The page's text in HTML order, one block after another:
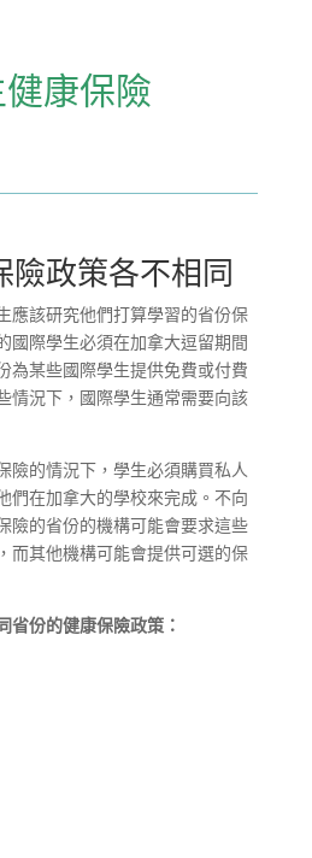
康保險
險政策各不相同
應該研究他們打算學習的省份保
國際學生必須在加拿大逗留期間
為某些國際學生提供免費或付費
情況下，國際學生通常需要向該
險的情況下，學生必須購買私人
們在加拿大的學校來完成。不向
險的省份的機構可能會要求這些
而其他機構可能會提供可選的保
省份的健康保險政策：